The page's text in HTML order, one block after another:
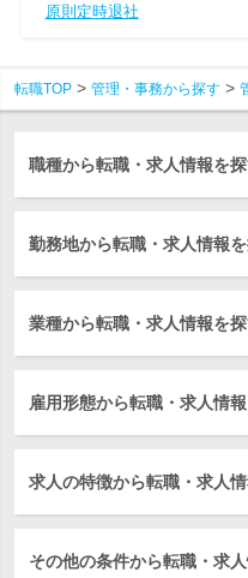
原則定時退社
転職TOP 管理・事務から探す
職種から転職・求人情報を
勤務地から転職・求人情報
業種から転職・求人情報を
雇用形態から転職・求人情
求人の特徴から転職・求人
その他の条件から転職・求